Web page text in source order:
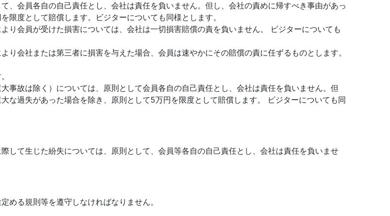
、会員各自の自己責任とし、会社は責任を負いません。但し、会社の責めに帰すべき事由があっ
限度として賠償します。ビジターについても同様とします。
り会員が受けた損害については、会社は一切損害賠償の責を負いません。 ビジターについても
会社または第三者に損害を与えた場合、会員は速やかにその賠償の責に任ずるものとします。
事故は除く）については、原則として会員各自の自己責任とし、会社は責任を負いません。但
な過失があった場合を除き、原則として5万円を限度として賠償します。 ビジターについても同
して生じた紛失については、原則として、会員等各自の自己責任とし、会社は責任を負いませ
める規則等を遵守しなければなりません。